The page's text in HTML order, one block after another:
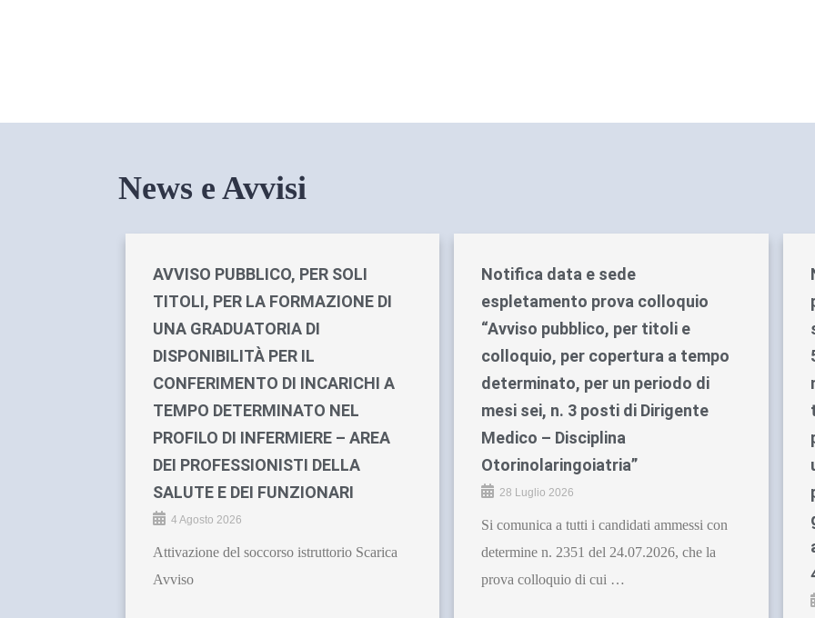
News e Avvisi
AVVISO PUBBLICO, PER SOLI
TITOLI, PER LA FORMAZIONE DI
UNA GRADUATORIA DI
DISPONIBILITÀ PER IL
CONFERIMENTO DI INCARICHI A
TEMPO DETERMINATO NEL
PROFILO DI INFERMIERE – AREA
DEI PROFESSIONISTI DELLA
SALUTE E DEI FUNZIONARI
4 Agosto 2026
Attivazione del soccorso istruttorio Scarica
Avviso
Notifica data e sede
espletamento prova colloquio
“Avviso pubblico, per titoli e
colloquio, per copertura a tempo
determinato, per un periodo di
mesi sei, n. 3 posti di Dirigente
Medico – Disciplina
Otorinolaringoiatria”
28 Luglio 2026
Si comunica a tutti i candidati ammessi con
determine n. 2351 del 24.07.2026, che la
prova colloquio di cui …